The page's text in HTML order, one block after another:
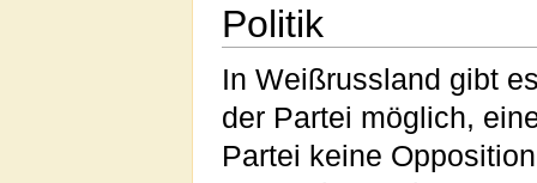
Politik
In Weißrussland gibt
der Partei möglich,
Partei keine